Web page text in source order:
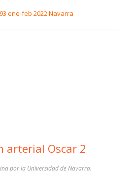
ene-feb 2022 Navarra
arterial Oscar 2
por la Universidad de Navarra.